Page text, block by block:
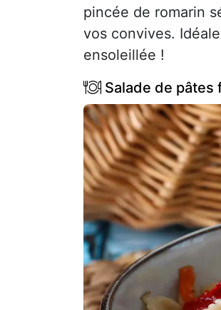
pincée de romarin
vos convives.
ensoleillée !
Salade de pâtes